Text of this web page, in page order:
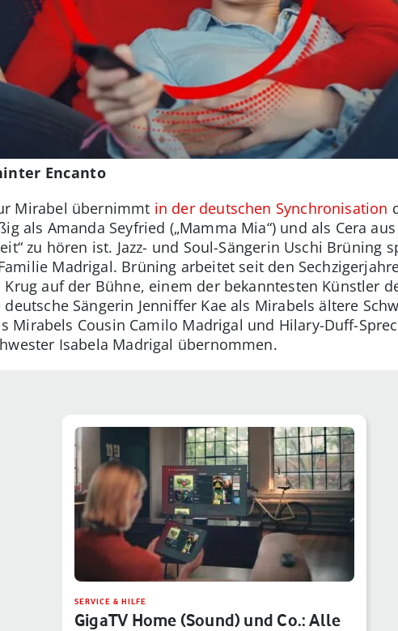
Encanto
Mirabel übernimmt in der deutschen Synchronisation
als Amanda Seyfried („Mamma Mia“) und als Cera
zu hören ist. Jazz- und Soul-Sängerin Uschi Brüning
Madrigal. Brüning arbeitet seit den
auf der Bühne, einem der bekanntesten Künstler
Sängerin Jenniffer Kae als Mirabels ältere
Mirabels Cousin Camilo Madrigal und Hilary-Duff-
Isabela Madrigal übernommen.
SERVICE & HILFE
GigaTV Home (Sound) und Co.: Alle